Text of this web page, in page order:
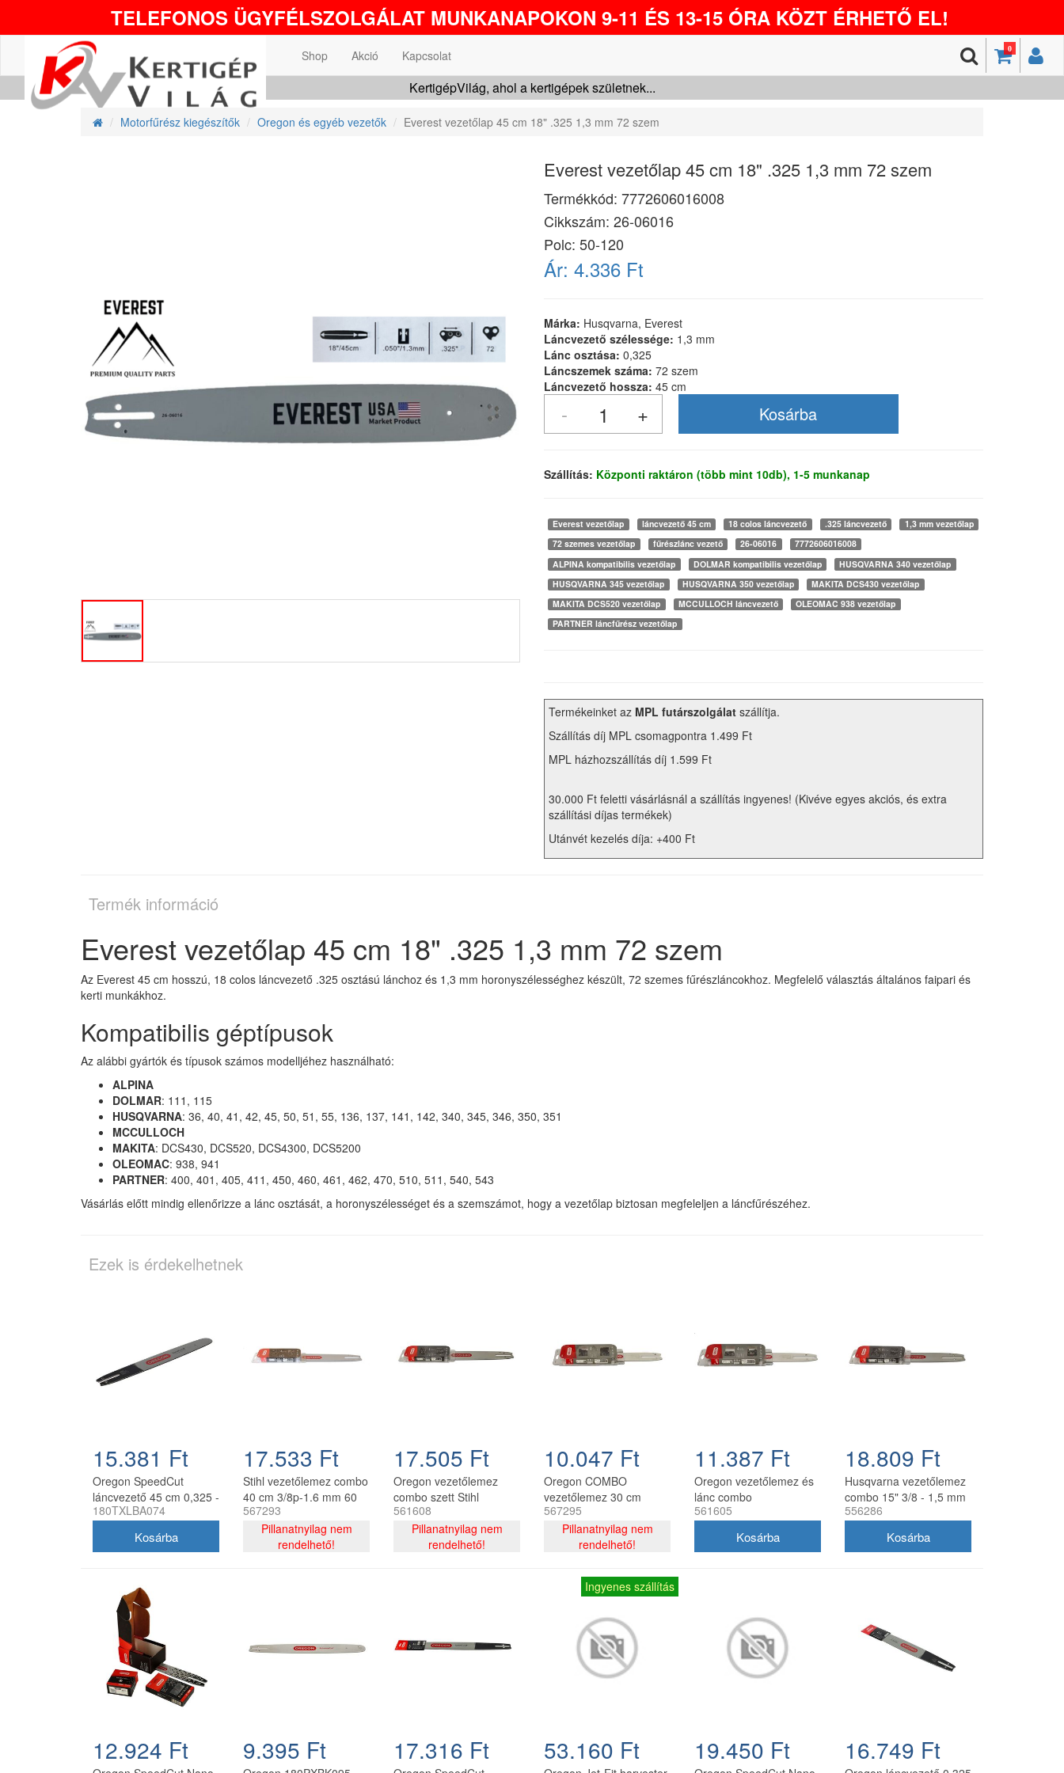
TELEFONOS ÜGYFÉLSZOLGÁLAT MUNKANAPOKON 9-11 ÉS 13-15 ÓRA KÖZT ÉRHETŐ EL!
0
Shop Akció Kapcsolat
KertigépVilág, ahol a kertigépek születnek...
Motorfűrész kiegészítők Oregon és egyéb vezetők Everest vezetőlap 45 cm 18" .325 1,3 mm 72 szem
Everest vezetőlap 45 cm 18" .325 1,3 mm 72 szem
Termékkód: 7772606016008
Cikkszám: 26-06016
Polc: 50-120
Ár: 4.336 Ft
Márka: Husqvarna, Everest
Láncvezető szélessége: 1,3 mm
Lánc osztása: 0,325
Láncszemek száma: 72 szem
Láncvezető hossza: 45 cm
Szállítás: Központi raktáron (több mint 10db), 1-5 munkanap
Everest vezetőlap láncvezető 45 cm 18 colos láncvezető .325 láncvezető
1,3 mm vezetőlap
72 szemes vezetőlap
fűrészlánc vezető 26-06016
7772606016008
ALPINA kompatibilis vezetőlap
DOLMAR kompatibilis vezetőlap
HUSQVARNA 340 vezetőlap
HUSQVARNA 345 vezetőlap
HUSQVARNA 350 vezetőlap
MAKITA DCS430 vezetőlap
MAKITA DCS520 vezetőlap
MCCULLOCH láncvezető
OLEOMAC 938 vezetőlap
PARTNER láncfűrész vezetőlap
Termékeinket az MPL futárszolgálat szállítja.
Szállítás díj MPL csomagpontra 1.499 Ft
MPL házhozszállítás díj 1.599 Ft
30.000 Ft feletti vásárlásnál a szállítás ingyenes! (Kivéve egyes akciós, és extra
szállítási díjas termékek)
Utánvét kezelés díja: +400 Ft
Termék információ
Everest vezetőlap 45 cm 18" .325 1,3 mm 72 szem
Az Everest 45 cm hosszú, 18 colos láncvezető .325 osztású lánchoz és 1,3 mm horonyszélességhez készült, 72 szemes fűrészláncokhoz. Megfelelő választás általános faipari és
kerti munkákhoz.
Kompatibilis géptípusok
Az alábbi gyártók és típusok számos modelljéhez használható:
ALPINA
DOLMAR: 111, 115
HUSQVARNA: 36, 40, 41, 42, 45, 50, 51, 55, 136, 137, 141, 142, 340, 345, 346, 350, 351
MCCULLOCH
MAKITA: DCS430, DCS520, DCS4300, DCS5200
OLEOMAC: 938, 941
PARTNER: 400, 401, 405, 411, 450, 460, 461, 462, 470, 510, 511, 540, 543
Vásárlás előtt mindig ellenőrizze a lánc osztását, a horonyszélességet és a szemszámot, hogy a vezetőlap biztosan megfeleljen a láncfűrészéhez.
Ezek is érdekelhetnek
15.381 Ft
Oregon SpeedCut
láncvezető 45 cm 0,325 -
1,3 mm 68 szem Stihl
180TXLBA074
17.533 Ft
Stihl vezetőlemez combo
40 cm 3/8p-1.6 mm 60
szemes lánccal, Oregon
75DPX060E, 2 db lánc
567293
Pillanatnyilag nem
rendelhető!
17.505 Ft
Oregon vezetőlemez
combo szett Stihl
láncfűrészhez 325 - 1,6
mm 40 cm 67 szemes
561608
Pillanatnyilag nem
rendelhető!
10.047 Ft
Oregon COMBO
vezetőlemez 30 cm
120SDEA074 + 2 db
91P044E lánc 3/8P 1.3
mm 44 szemes
567295
Pillanatnyilag nem
rendelhető!
11.387 Ft
Oregon vezetőlemez és
lánc combo
120SDEA041 30 cm 3/8
561605
18.809 Ft
Husqvarna vezetőlemez
combo 15" 3/8 - 1,5 mm
56 szemes 2 db Oregon
556286
12.924 Ft 9.395 Ft 17.316 Ft
Ingyenes szállítás
53.160 Ft 19.450 Ft 16.749 Ft